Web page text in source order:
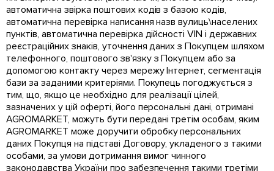
автоматична звірка поштових кодів з базою кодів,
автоматична перевірка написання назв вулиць\населених
пунктів, автоматична перевірка дійсності VIN і державних
реєстраційних знаків, уточнення даних з Покупцем шляхом
телефонного, поштового зв'язку з Покупцем або за
допомогою контакту через мережу Інтернет, сегментація
бази за заданими критеріями. Покупець погоджується з
тим, що, якщо це необхідно для реалізації цілей,
зазначених у цій оферті, його персональні дані, отримані
AGROMARKET, можуть бути передані третім особам, яким
AGROMARKET може доручити обробку персональних
даних Покупця на підставі Договору, укладеного з такими
особами, за умови дотримання вимог чинного
законодавства України про забезпечення такими третіми